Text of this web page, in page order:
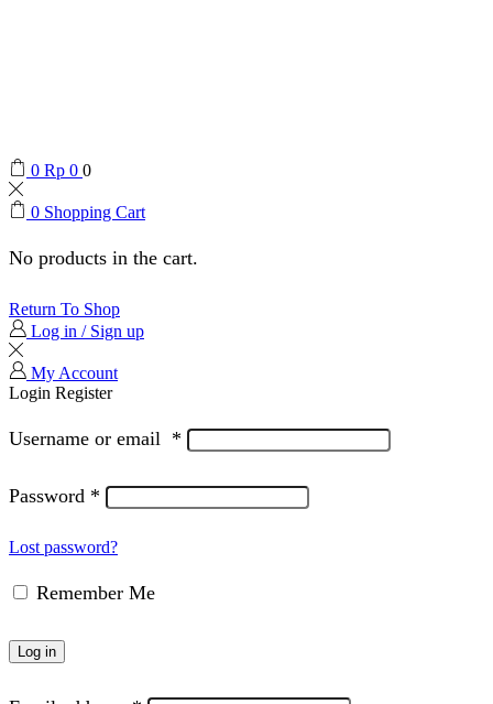
0 Rp 0 0
0 Shopping Cart
No products in the cart.
Return To Shop
Log in / Sign up
My Account
Login Register
Username or email *
Password *
Lost password?
Remember Me
Log in